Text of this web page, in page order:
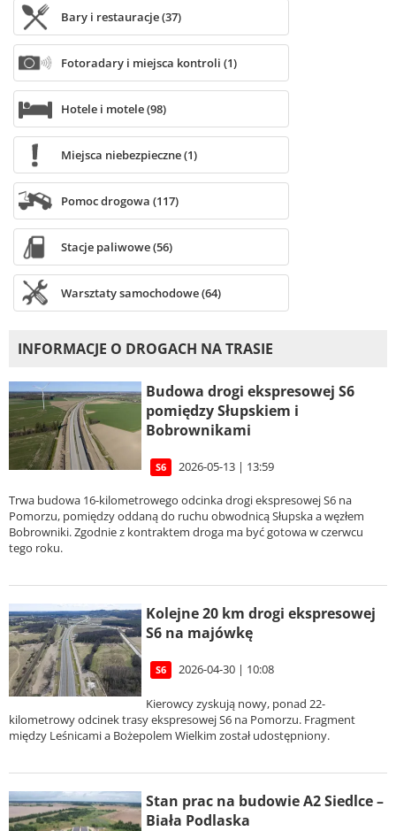
Bary i restauracje (37)
Fotoradary i miejsca kontroli (1)
Hotele i motele (98)
Miejsca niebezpieczne (1)
Pomoc drogowa (117)
Stacje paliwowe (56)
Warsztaty samochodowe (64)
INFORMACJE O DROGACH NA TRASIE
Budowa drogi ekspresowej S6
pomiędzy Słupskiem i
Bobrownikami
S6 2026-05-13 | 13:59
Trwa budowa 16-kilometrowego odcinka drogi ekspresowej S6 na
Pomorzu, pomiędzy oddaną do ruchu obwodnicą Słupska a węzłem
Bobrowniki. Zgodnie z kontraktem droga ma być gotowa w czerwcu
tego roku.
Kolejne 20 km drogi ekspresowej
S6 na majówkę
S6 2026-04-30 | 10:08
Kierowcy zyskują nowy, ponad 22-
kilometrowy odcinek trasy ekspresowej S6 na Pomorzu. Fragment
między Leśnicami a Bożepolem Wielkim został udostępniony.
Stan prac na budowie A2 Siedlce –
Biała Podlaska